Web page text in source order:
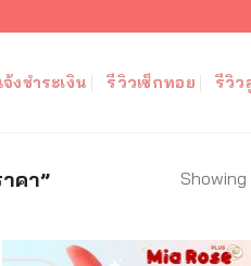
จ้งชำระเงิน รีวิวเซ็กทอย รีวิว
คา” Showing